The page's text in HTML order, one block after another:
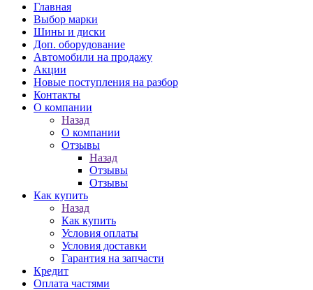
Главная
Выбор марки
Шины и диски
Доп. оборудование
Автомобили на продажу
Акции
Новые поступления на разбор
Контакты
О компании
Назад
О компании
Отзывы
Назад
Отзывы
Отзывы
Как купить
Назад
Как купить
Условия оплаты
Условия доставки
Гарантия на запчасти
Кредит
Оплата частями